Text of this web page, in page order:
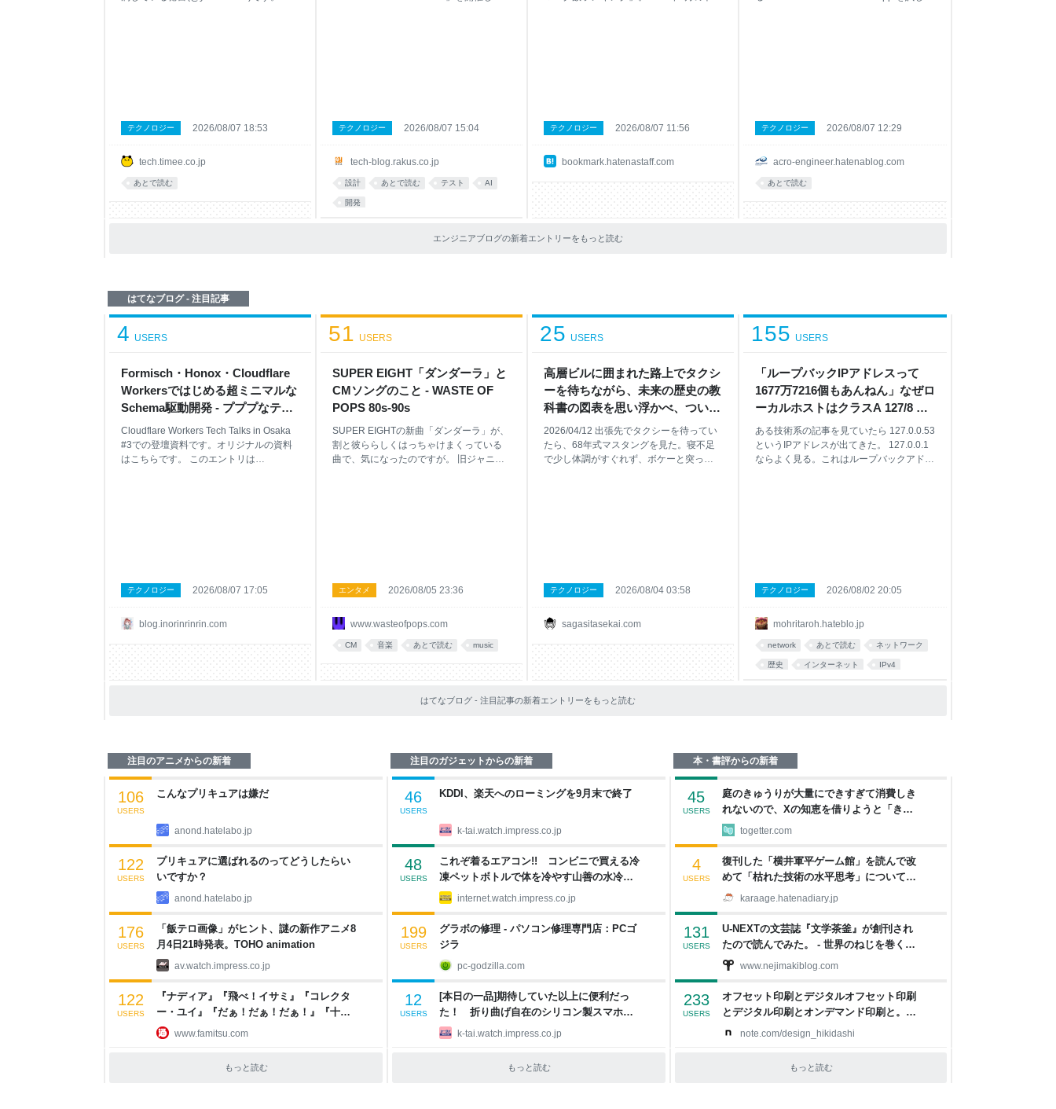
tech.timee.co.jp
サービスが成長してプロダクトの機能が
増えてくると、テストも当然増えていき
え、CIの待ち時間がボトルネックになっ
てくるのも、割とあるあるな課題だと思
テクノロジー 2026/08/07 18:53
あとで読む
tech-blog.rakus.co.jp
じているエンジニアの方 仕様駆動開発
(SDD)の導入を検討している、あるいは導
悩んでいる方 「AIネイティブな開発」
を、感覚ではなくデータで語りたいと考
れ、本当に速くなってるの?」に答えられ
た"というのが実態でした 上司とメンバー
テクノロジー 2026/08/07 15:04
設計 あとで読む テスト AI
開発
bookmark.hatenastaff.com
終わらす、プロンプト＋パワポ420点｜う
ちた 6位 スタートアップをとりまく思想 -
査委員会による調査報告書の公表及び役
テクノロジー 2026/08/07 11:56
acro-engineer.hatenablog.com
時間がかかります。 そこで本記事では、
Kibana のサンプルデータを利用し、
で依頼して、ダッシュボード作成から
Kibana へのエクスポートまでを試してみ
テクノロジー 2026/08/07 12:29
あとで読む
エンジニアブログの新着エントリーをもっと読む
はてなブログ - 注目記事
Formisch・Honox・Cloudflare
Workersではじめる超ミニマルな
Schema駆動開発 - プププなテク
ブ
4 USERS
blog.inorinrinrin.com
Cloudflare Workers Tech Talks in Osaka
#3での登壇資料です。オリジナルの資料
はこちらです。 このエントリは
はGitHub★8.9k, 2026年8月上旬で週間ダ
ウンロード数が1500万ダウンロードとい
ChatGPT WebがZodからValibotに移行し
テクノロジー 2026/08/07 17:05
SUPER EIGHT「ダンダーラ」と
CMソングのこと - WASTE OF
POPS 80s-90s
51 USERS
www.wasteofpops.com
SUPER EIGHTの新曲「ダンダーラ」が、
割と彼ららしくはっちゃけまくっている
曲で、気になったのですが。 旧ジャニー
いる方です。 割としっとり目の曲が多い
人が何でこんな曲を、と思ったのです
せて、自分の「置きにいきがち」なとこ
ろから思い切り外してチャレンジしてみ
てタイアップが付いているこの曲で、MV
エンタメ 2026/08/05 23:36
CM 音楽 あとで読む music
高層ビルに囲まれた路上でタクシ
ーを待ちながら、未来の歴史の教
科書の図表を思い浮かべ、ついで
に父親がスティーブ・マックィー
ンと同じタートルネックを着てい
たのを思い出したこと - 失われた
25 USERS
sagasitasekai.com
2026/04/12 出張先でタクシーを待ってい
たら、68年式マスタングを見た。寝不足
で少し体調がすぐれず、ボケーと突っ立
行った。 不意打ちだったし、どうして？
と思ったが、確かそのあたりにはフォー
場を構えている。ひょっとするとアメリ
ているのか、いくらでも理由はありそう
テクノロジー 2026/08/04 03:58
「ループバックIPアドレスって
1677万7216個もあんねん」なぜロ
ーカルホストはクラスA 127/8 全
体なんだろう？ - in between
days
155 USERS
mohritaroh.hateblo.jp
ある技術系の記事を見ていたら 127.0.0.53
というIPアドレスが出てきた。 127.0.0.1
ならよく見る。これはループバックアドレ
いうひとつのIPアドレスではなく、
127.0.0.0/8というクラスAがまるまる割り
まる1677万7216個のIPv4アドレスどれに
pingしても自分自身が答えるらしい。今さ
が、すぐ頭をよぎったのは「それって無駄
テクノロジー 2026/08/02 20:05
network あとで読む ネットワーク
歴史 インターネット IPv4
はてなブログ - 注目記事の新着エントリーをもっと読む
注目のアニメからの新着
こんなプリキュアは嫌だ
106
USERS
anond.hatelabo.jp
プリキュアに選ばれるのってどうしたらい
いですか？
122
USERS
anond.hatelabo.jp
「飯テロ画像」がヒント、謎の新作アニメ8
月4日21時発表。TOHO animation
176
USERS
av.watch.impress.co.jp
『ナディア』『飛べ！イサミ』『コレクタ
ー・ユイ』『だぁ！だぁ！だぁ！』『十二
国記』などNHKのなつかしアニメ10作品の
122
USERS
www.famitsu.com
もっと読む
注目のガジェットからの新着
KDDI、楽天へのローミングを9月末で終了
46
USERS
k-tai.watch.impress.co.jp
これぞ着るエアコン!! コンビニで買える冷
凍ペットボトルで体を冷やす山善の水冷ベ
ストがロードバイクにちょうどいい【ぼっ
なにしてる？】
48
USERS
internet.watch.impress.co.jp
グラボの修理 - パソコン修理専門店：PCゴ
ジラ
199
USERS
pc-godzilla.com
[本日の一品]期待していた以上に便利だっ
た！ 折り曲げ自在のシリコン製スマホス
タンド
12
USERS
k-tai.watch.impress.co.jp
もっと読む
本・書評からの新着
庭のきゅうりが大量にできすぎて消費しき
れないので、Xの知恵を借りようと「きゅ
うりレシピ」をたくさん集めることにした
45
USERS
togetter.com
復刊した「横井軍平ゲーム館」を読んで改
めて「枯れた技術の水平思考」について考
えた - karaage. [からあげ]
4
USERS
karaage.hatenadiary.jp
U-NEXTの文芸誌『文学茶釜』が創刊され
たので読んでみた。 - 世界のねじを巻くブ
ログ
131
USERS
www.nejimakiblog.com
オフセット印刷とデジタルオフセット印刷
とデジタル印刷とオンデマンド印刷と。｜
デザインのひきだし 津田淳子
233
USERS
note.com/design_hikidashi
もっと読む